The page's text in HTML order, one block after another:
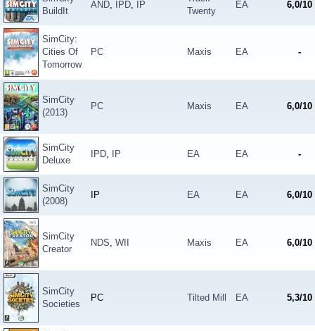
BuildIt
AND, IPD, IP
Twenty
EA 6,0/10
SimCity:
Cities Of
Tomorrow
PC Maxis EA -
SimCity
(2013)
PC Maxis EA 6,0/10
SimCity
Deluxe
IPD, IP EA EA -
SimCity
(2008)
IP EA EA 6,0/10
SimCity
Creator
NDS, WII Maxis EA 6,0/10
SimCity
Societies
PC Tilted Mill EA 5,3/10